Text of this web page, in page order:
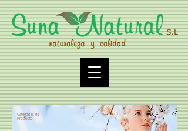
Categorías de
Producto